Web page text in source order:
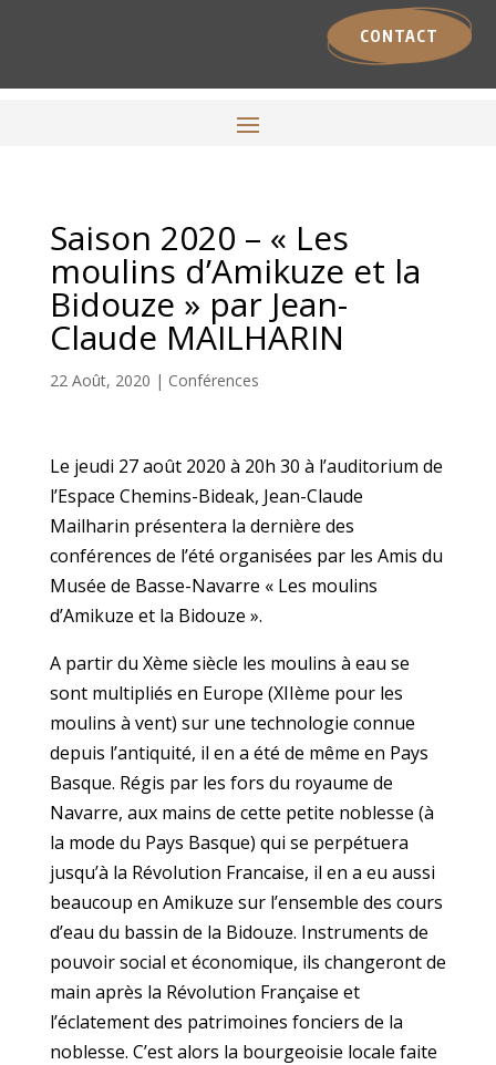
CONTACT
Saison 2020 – « Les
moulins d’Amikuze et la
Bidouze » par Jean-
Claude MAILHARIN
22 Août, 2020 | Conférences
Le jeudi 27 août 2020 à 20h 30 à l’auditorium de
l’Espace Chemins-Bideak, Jean-Claude
Mailharin présentera la dernière des
conférences de l’été organisées par les Amis du
Musée de Basse-Navarre « Les moulins
d’Amikuze et la Bidouze ».
A partir du Xème siècle les moulins à eau se
sont multipliés en Europe (XIIème pour les
moulins à vent) sur une technologie connue
depuis l’antiquité, il en a été de même en Pays
Basque. Régis par les fors du royaume de
Navarre, aux mains de cette petite noblesse (à
la mode du Pays Basque) qui se perpétuera
jusqu’à la Révolution Francaise, il en a eu aussi
beaucoup en Amikuze sur l’ensemble des cours
d’eau du bassin de la Bidouze. Instruments de
pouvoir social et économique, ils changeront de
main après la Révolution Française et
l’éclatement des patrimoines fonciers de la
noblesse. C’est alors la bourgeoisie locale faite